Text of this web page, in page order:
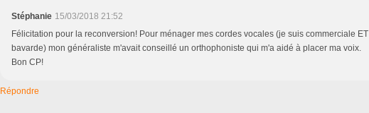
Stéphanie 15/03/2018 21:52
Félicitation pour la reconversion! Pour ménager mes cordes vocales (je suis commerciale ET
bavarde) mon généraliste m'avait conseillé un orthophoniste qui m'a aidé à placer ma voix.
Bon CP!
Répondre